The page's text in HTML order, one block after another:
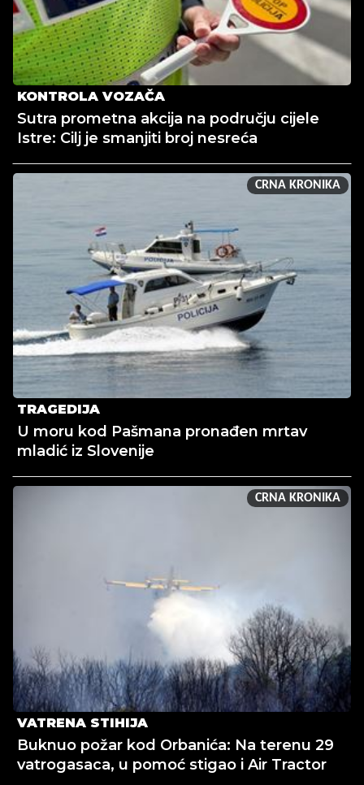
KONTROLA VOZAČA
Sutra prometna akcija na području cijele
Istre: Cilj je smanjiti broj nesreća
CRNA KRONIKA
TRAGEDIJA
U moru kod Pašmana pronađen mrtav
mladić iz Slovenije
CRNA KRONIKA
VATRENA STIHIJA
Buknuo požar kod Orbanića: Na terenu 29
vatrogasaca, u pomoć stigao i Air Tractor